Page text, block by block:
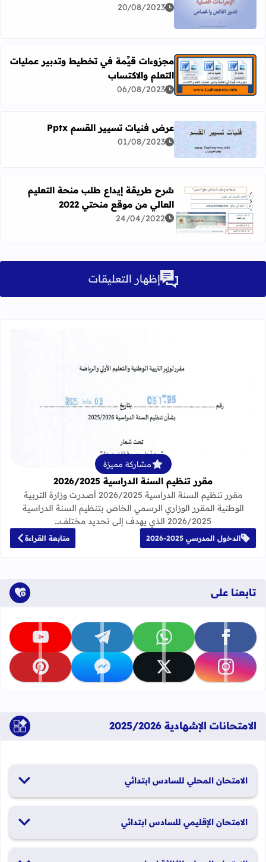
اقرأ المزيد عن إجراءات تدبير الفائض والخصاص
20/08/2023
اقرأ المزيد عن مجزوءات قيِّمة في تخطيط وتدبير عمليات
مجزوءات قيِّمة في تخطيط وتدبير عمليات
التعلم والاكتساب
06/08/2023
اقرأ المزيد عن عرض فنيات تسيير القسم Pptx
عرض فنيات تسيير القسم Pptx
01/08/2023
اقرأ المزيد عن شرح طريقة إيداع طلب منحة التعليم العالي من
شرح طريقة إيداع طلب منحة التعليم
العالي من موقع منحتي 2022
24/04/2022
إظهار التعليقات
قراءة المزيد عن مقرر تنظيم السنة الدراسية
مشاركة مميزة
مقرر تنظيم السنة الدراسية 2026/2025
مقرر تنظيم السنة الدراسية 2026/2025 أصدرت وزارة التربية
الوطنية المقرر الوزاري الرسمي الخاص بتنظيم السنة الدراسية
2026/2025 الذي يهدف إلى تحديد مختلف…
الدخول المدرسي 2025-2026 متابعة القراءة
تابعنا على
تابعنا على facebook تابعنا على whatsapp تابعنا على telegram تابعنا على youtube
تابعنا على instagram تابعنا على x تابعنا على messenger تابعنا على pinterest
الامتحانات الإشهادية 2025/2026
الامتحان المحلي للسادس ابتدائي
الامتحان الإقليمي للسادس ابتدائي